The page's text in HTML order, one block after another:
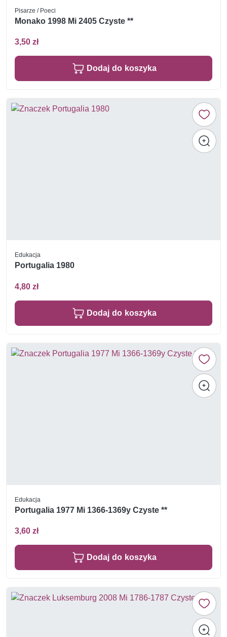
Pisarze / Poeci
Monako 1998 Mi 2405 Czyste **
3,50 zł
Dodaj do koszyka
Edukacja
Portugalia 1980
4,80 zł
Dodaj do koszyka
Edukacja
Portugalia 1977 Mi 1366-1369y Czyste **
3,60 zł
Dodaj do koszyka